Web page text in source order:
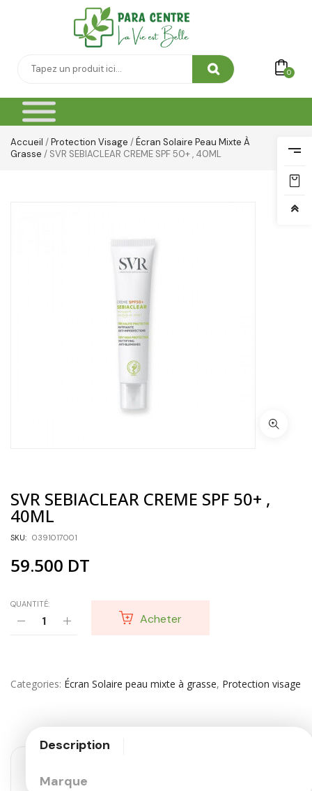
0
Accueil /Protection Visage /Écran Solaire Peau Mixte À
Grasse / SVR SEBIACLEAR CREME SPF 50+ , 40ML
SVR SEBIACLEAR CREME SPF 50+ ,
40ML
SKU: 0391017001
59.500 DT
QUANTITÉ:
Acheter
Categories Écran Solaire peau mixte à grasse, Protection visage
Description
Marque
Yeux & Lévres